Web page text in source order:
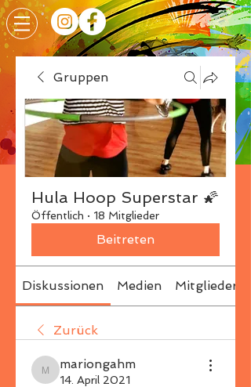
Gruppen
Hula Hoop Superstar 🌠
Öffentlich · 18 Mitglieder
Beitreten
Diskussionen Medien Mitglieder
Zurück
mariongahm
mariongahm
14. April 2021